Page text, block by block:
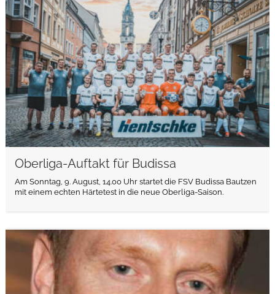
Oberliga-Auftakt für Budissa
Am Sonntag, 9. August, 14.00 Uhr startet die FSV Budissa Bautzen
mit einem echten Härtetest in die neue Oberliga-Saison.
weiterlesen